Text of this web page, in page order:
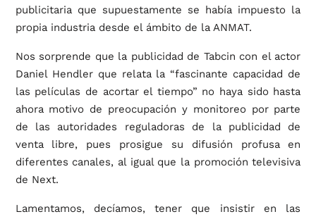
publicitaria que supuestamente se había impuesto la
propia industria desde el ámbito de la ANMAT.
Nos sorprende que la publicidad de Tabcin con el actor
Daniel Hendler que relata la “fascinante capacidad de
las películas de acortar el tiempo” no haya sido hasta
ahora motivo de preocupación y monitoreo por parte
de las autoridades reguladoras de la publicidad de
venta libre, pues prosigue su difusión profusa en
diferentes canales, al igual que la promoción televisiva
de Next.
Lamentamos, decíamos, tener que insistir en las